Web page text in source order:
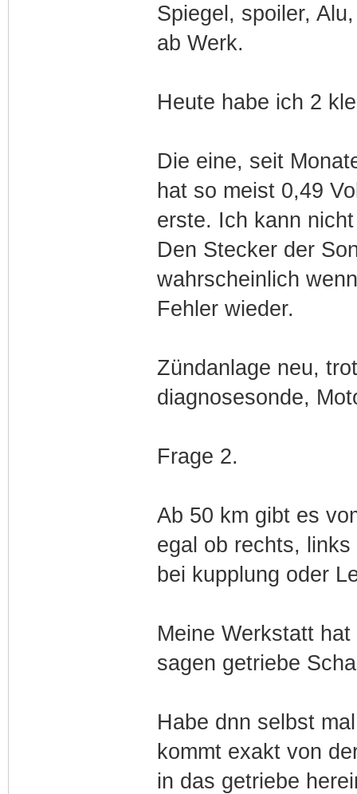
Spiegel, spoiler,
ab Werk.
Heute habe ich 2
Die eine, seit
hat so meist 0,49
erste. Ich kann
Den Stecker der
wahrscheinlich
Fehler wieder.
Zündanlage neu,
diagnosesonde,
Frage 2.
Ab 50 km gibt es
egal ob rechts,
bei kupplung oder
Meine Werkstatt
sagen getriebe
Habe dnn selbst
kommt exakt von
in das getriebe